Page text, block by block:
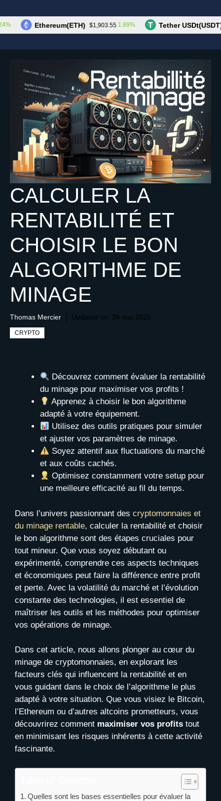
au
contenuLes Cryptos Menu
CALCULER LA
RENTABILITÉ ET
CHOISIR LE BON
ALGORITHME DE
MINAGE
Thomas Mercier Updated on: 26 mai 2025
CRYPTO
Découvrez comment évaluer la rentabilité
du minage pour maximiser vos profits !
Apprenez à choisir le bon algorithme
adapté à votre équipement.
Utilisez des outils pratiques pour simuler
et ajuster vos paramètres de minage.
Soyez attentif aux fluctuations du marché
et aux coûts cachés.
Optimisez constamment votre setup pour
une meilleure efficacité au fil du temps.
Dans l’univers passionnant des cryptomonnaies et
du minage rentable, calculer la rentabilité et choisir
le bon algorithme sont des étapes cruciales pour
tout mineur. Que vous soyez débutant ou
expérimenté, comprendre ces aspects techniques
et économiques peut faire la différence entre profit
et perte. Avec la volatilité du marché et l’évolution
constante des technologies, il est essentiel de
maîtriser les outils et les méthodes pour optimiser
vos opérations de minage.
Dans cet article, nous allons plonger au cœur du
minage de cryptomonnaies, en explorant les
facteurs clés qui influencent la rentabilité et en
vous guidant dans le choix de l’algorithme le plus
adapté à votre situation. Que vous visiez le Bitcoin,
l’Ethereum ou d’autres altcoins prometteurs, vous
découvrirez comment maximiser vos profits tout
en minimisant les risques inhérents à cette activité
fascinante.
Quelles sont les bases essentielles pour évaluer la
Ethereum(ETH) $1,903.55 1.89% Tether USDt(USDT)